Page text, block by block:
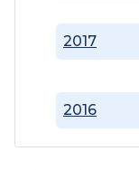
2016
2017